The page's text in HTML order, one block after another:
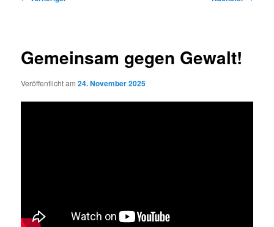
Gemeinsam gegen Gewalt!
Veröffentlicht am24. November 2025